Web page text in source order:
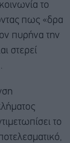
το
πως «δρα
πυρήνα την
στερεί
το